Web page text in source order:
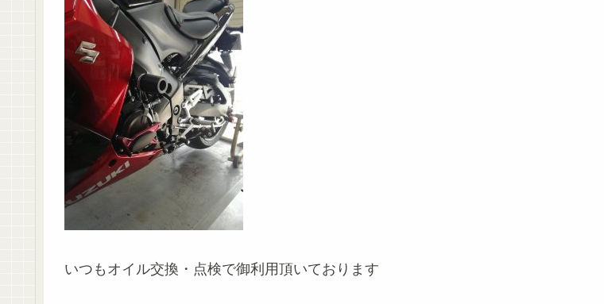
いつもオイル交換・点検で御利用頂いております